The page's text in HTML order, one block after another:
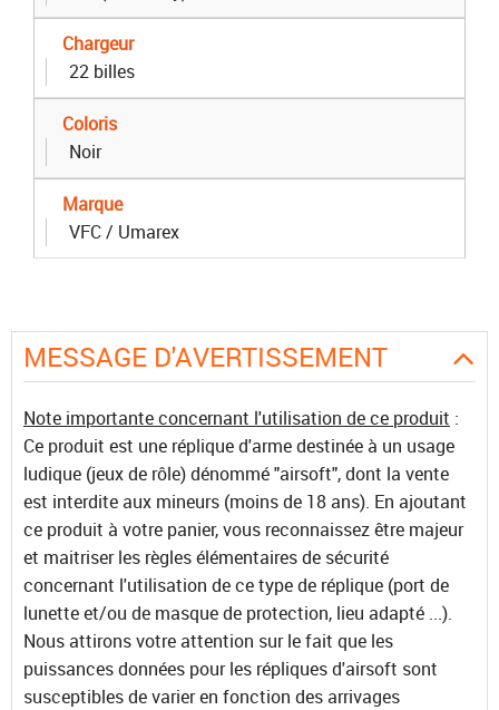
Chargeur
22 billes
Coloris
Noir
Marque
VFC / Umarex
MESSAGE D'AVERTISSEMENT
Note importante concernant l'utilisation de ce produit :
Ce produit est une réplique d'arme destinée à un usage
ludique (jeux de rôle) dénommé "airsoft", dont la vente
est interdite aux mineurs (moins de 18 ans). En ajoutant
ce produit à votre panier, vous reconnaissez être majeur
et maitriser les règles élémentaires de sécurité
concernant l'utilisation de ce type de réplique (port de
lunette et/ou de masque de protection, lieu adapté ...).
Nous attirons votre attention sur le fait que les
puissances données pour les répliques d'airsoft sont
susceptibles de varier en fonction des arrivages